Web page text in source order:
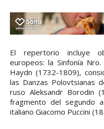
El repertorio incluye
europeos: la Sinfonía
Haydn (1732-1809),
las Danzas Polovtsianas
ruso Aleksandr Borodin
fragmento del segundo
italiano Giacomo Puccini